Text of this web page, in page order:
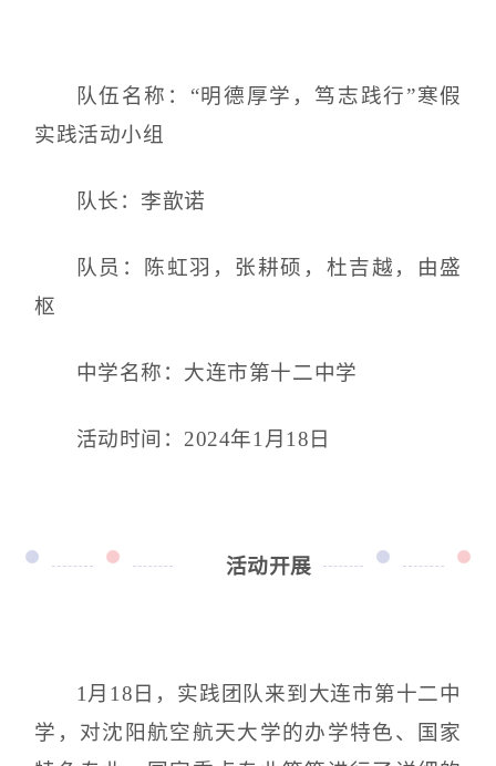
队伍名称：“明德厚学，笃志践行”寒假
实践活动小组
队长：李歆诺
队员：陈虹羽，张耕硕，杜吉越，由盛
枢
中学名称：大连市第十二中学
活动时间：2024年1月18日
活动开展
1月18日，实践团队来到大连市第十二中
学，对沈阳航空航天大学的办学特色、国家